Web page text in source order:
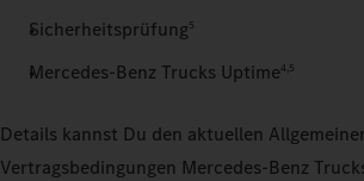
Sicherheitsprüfung5
Mercedes‑Benz Trucks Uptime4,5
Details kannst Du den aktuellen
Vertragsbedingungen Mercedes‑Benz